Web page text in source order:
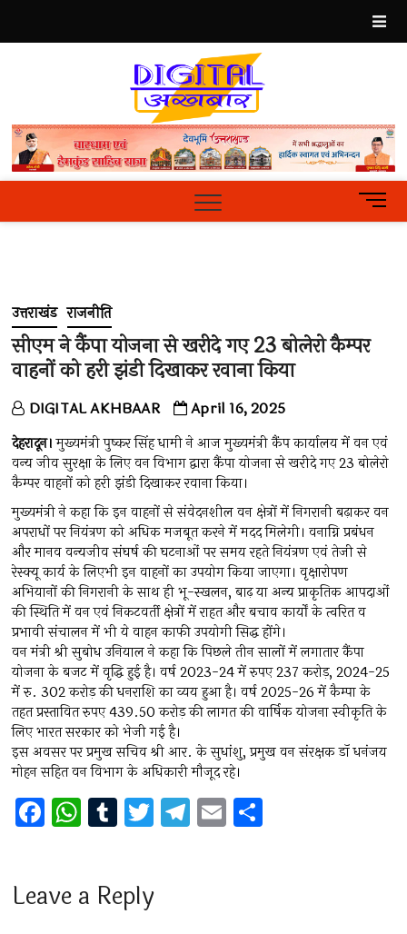
content
Hindi
News
PortalM
e
t
o
उत्तराखंड राजनीति
सीएम ने कैंपा योजना से खरीदे गए 23 बोलेरो कैम्पर
वाहनों को हरी झंडी दिखाकर रवाना किया
DIGITAL AKHBAAR April 16, 2025
देहरादून।मुख्यमंत्री पुष्कर सिंह धामी ने आज मुख्यमंत्री कैंप कार्यालय में वन एवं
वन्य जीव सुरक्षा के लिए वन विभाग द्वारा कैंपा योजना से खरीदे गए 23 बोलेरो
कैम्पर वाहनों को हरी झंडी दिखाकर रवाना किया।
मुख्यमंत्री ने कहा कि इन वाहनों से संवेदनशील वन क्षेत्रों में निगरानी बढ़ाकर वन
अपराधों पर नियंत्रण को अधिक मजबूत करने में मदद मिलेगी। वनाग्नि प्रबंधन
और मानव वन्यजीव संघर्ष की घटनाओं पर समय रहते नियंत्रण एवं तेजी से
रेस्क्यू कार्य के लिएभी इन वाहनों का उपयोग किया जाएगा। वृक्षारोपण
अभियानों की निगरानी के साथ ही भू-स्खलन, बाढ़ या अन्य प्राकृतिक आपदाओं
की स्थिति में वन एवं निकटवर्ती क्षेत्रों में राहत और बचाव कार्यों के त्वरित व
प्रभावी संचालन में भी ये वाहन काफी उपयोगी सिद्ध होंगे।
वन मंत्री श्री सुबोध उनियाल ने कहा कि पिछले तीन सालों में लगातार कैंपा
योजना के बजट में वृद्धि हुई है। वर्ष 2023-24 में रुपए 237 करोड़, 2024-25
में रु. 302 करोड़ की धनराशि का व्यय हुआ है। वर्ष 2025-26 में कैम्पा के
तहत प्रस्तावित रुपए 439.50 करोड़ की लागत की वार्षिक योजना स्वीकृति के
लिए भारत सरकार को भेजी गई है।
इस अवसर पर प्रमुख सचिव श्री आर. के सुधांशु, प्रमुख वन संरक्षक डॉ धनंजय
मोहन सहित वन विभाग के अधिकारी मौजूद रहे।
F
a
b
W
h
s
T
u
bl
T
wi
er
T
el
E
m
Leave a Reply